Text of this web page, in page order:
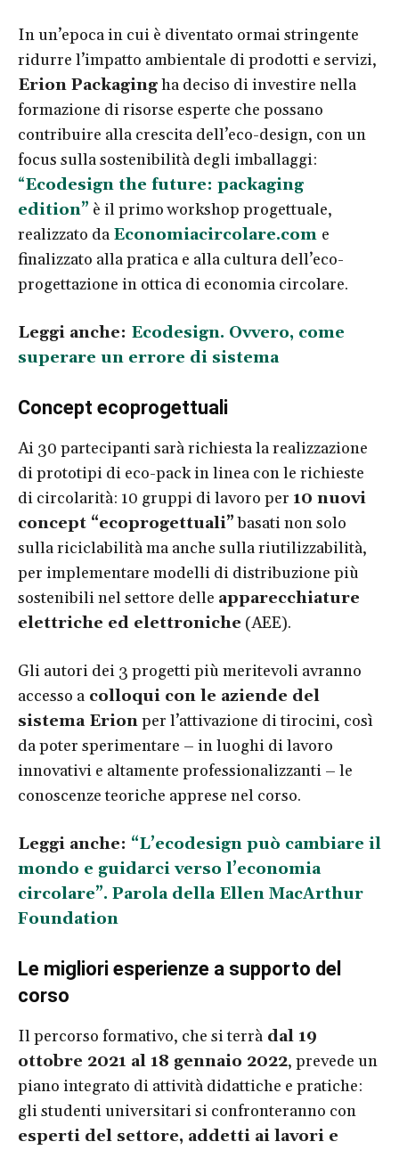
In un’epoca in cui è diventato ormai stringente
ridurre l’impatto ambientale di prodotti e servizi,
Erion Packagingha deciso di investire nella
formazione di risorse esperte che possano
contribuire alla crescita dell’eco-design, con un
focus sulla sostenibilità degli imballaggi:
“Ecodesign the future: packaging
edition” è il primo workshop progettuale,
realizzato da Economiacircolare.com e
finalizzato alla pratica e alla cultura dell’eco-
progettazione in ottica di economia circolare.
Leggi anche: Ecodesign. Ovvero, come
superare un errore di sistema
Concept ecoprogettuali
Ai 30 partecipanti sarà richiesta la realizzazione
di prototipi di eco-pack in linea con le richieste
di circolarità: 10 gruppi di lavoro per 10 nuovi
concept “ecoprogettuali”basati non solo
sulla riciclabilità ma anche sulla riutilizzabilità,
per implementare modelli di distribuzione più
sostenibili nel settore delle apparecchiature
elettriche ed elettroniche (AEE).
Gli autori dei 3 progetti più meritevoli avranno
accesso a colloqui con le aziende del
sistema Erionper l’attivazione di tirocini, così
da poter sperimentare – in luoghi di lavoro
innovativi e altamente professionalizzanti – le
conoscenze teoriche apprese nel corso.
Leggi anche: “L’ecodesign può cambiare il
mondo e guidarci verso l’economia
circolare”. Parola della Ellen MacArthur
Foundation
Le migliori esperienze a supporto del
corso
Il percorso formativo, che si terrà dal 19
ottobre 2021 al 18 gennaio 2022, prevede un
piano integrato di attività didattiche e pratiche:
gli studenti universitari si confronteranno con
esperti del settore, addetti ai lavori e